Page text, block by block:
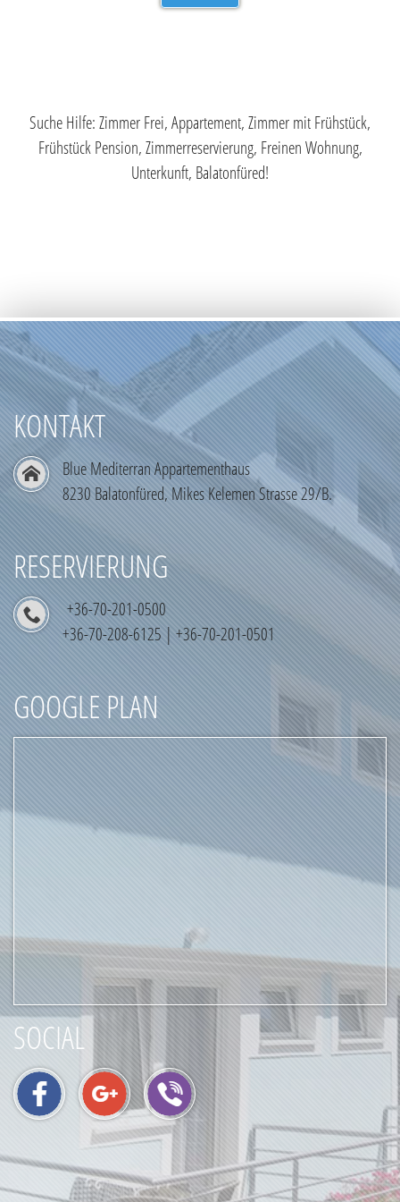
Suche Hilfe: Zimmer Frei, Appartement, Zimmer mit Frühstück,
Frühstück Pension, Zimmerreservierung, Freinen Wohnung,
Unterkunft, Balatonfüred!
KONTAKT
Blue Mediterran Appartementhaus
8230 Balatonfüred, Mikes Kelemen Strasse 29/B.
RESERVIERUNG
+36-70-201-0500
+36-70-208-6125 | +36-70-201-0501
GOOGLE PLAN
SOCIAL